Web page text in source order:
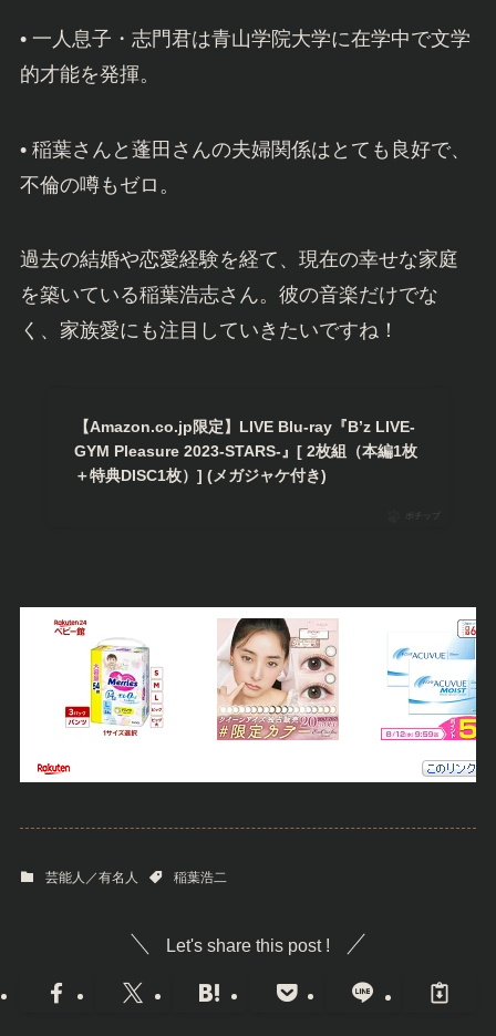
• 一人息子・志門君は青山学院大学に在学中で文学
的才能を発揮。
• 稲葉さんと蓬田さんの夫婦関係はとても良好で、
不倫の噂もゼロ。
過去の結婚や恋愛経験を経て、現在の幸せな家庭
を築いている稲葉浩志さん。彼の音楽だけでな
く、家族愛にも注目していきたいですね！
【Amazon.co.jp限定】LIVE Blu-ray『B’z LIVE-
GYM Pleasure 2023-STARS-』[ 2枚組（本編1枚
＋特典DISC1枚）] (メガジャケ付き)
ポチップ
芸能人／有名人 稲葉浩二
Let's share this post !